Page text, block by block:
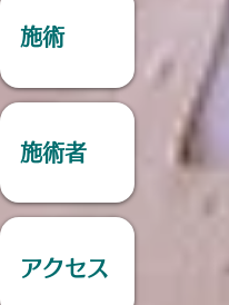
施術
施術者
アクセス